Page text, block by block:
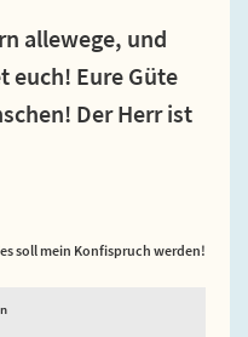
allewege, und
euch! Eure Güte
Der Herr ist
soll mein Konfispruch werden!